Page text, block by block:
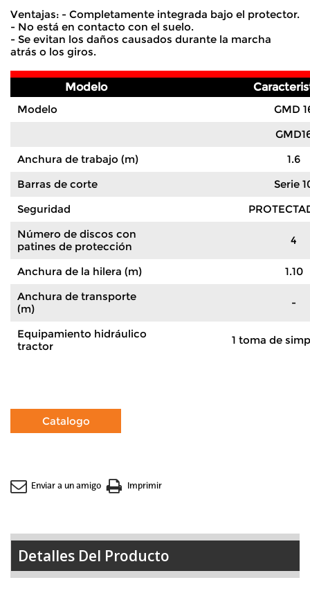
Ventajas: - Completamente integrada bajo el protector.
- No está en contacto con el suelo.
- Se evitan los daños causados durante la marcha
atrás o los giros.
Modelo
Modelo
GMD
Anchura de trabajo (m)
1.6
Barras de corte
Serie
Seguridad
Número de discos con
patines de protección
4
Anchura de la hilera (m)
1.10
Anchura de transporte
(m)
-
Equipamiento hidráulico
tractor
1 toma de
Enviar a un amigo Imprimir
Detalles Del Producto